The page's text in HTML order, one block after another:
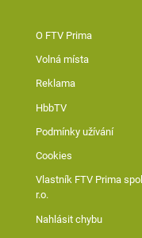
O FTV Prima
Volná místa
Reklama
HbbTV
Podmínky užívání
Cookies
Vlastník FTV Prima
r.o.
Nahlásit chybu